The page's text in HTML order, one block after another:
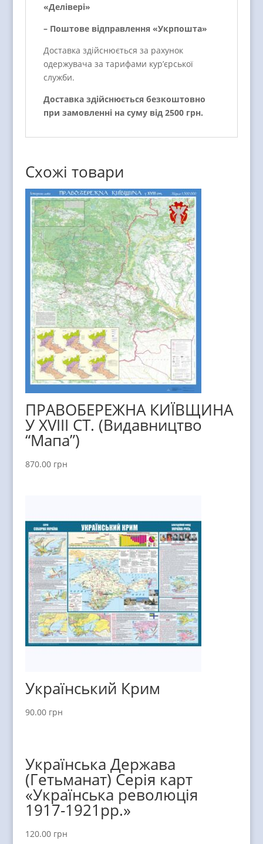
«Делівері»
– Поштове відправлення «Укрпошта»
Доставка здійснюється за рахунок
одержувача за тарифами кур’єрської
служби.
Доставка здійснюється безкоштовно
при замовленні на суму від 2500 грн.
Схожі товари
ПРАВОБЕРЕЖНА КИЇВЩИНА
У XVIII СТ. (Видавництво
“Мапа”)
870.00 грн
Український Крим
90.00 грн
Українська Держава
(Гетьманат) Серія карт
«Українська революція
1917-1921рр.»
120.00 грн